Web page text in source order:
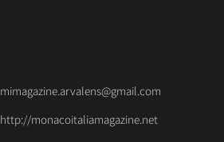
mimagazine.arvalens@gmail.com
http://monacoitaliamagazine.net